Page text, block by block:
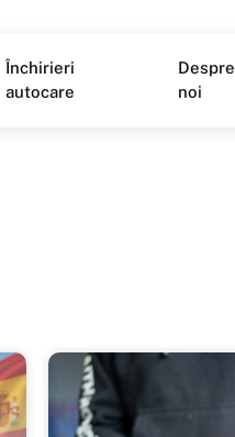
Închirieri
autocare
Despre
noi